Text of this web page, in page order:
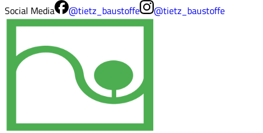
Social Media
@tietz_baustoffe @tietz_baustoffe